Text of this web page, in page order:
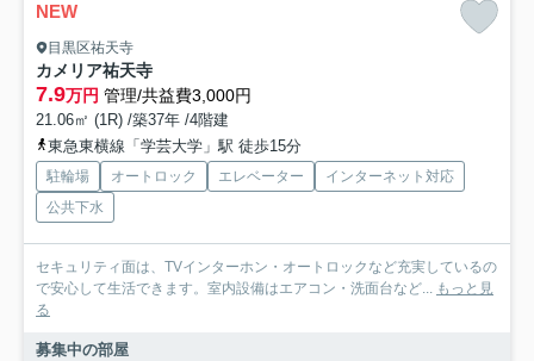
NEW
目黒区祐天寺
カメリア祐天寺
7.9万円 管理/共益費3,000円
21.06㎡ (1R) /築37年 /4階建
東急東横線「学芸大学」駅 徒歩15分
駐輪場 オートロック エレベーター
インターネット対応
公共下水
セキュリティ面は、TVインターホン・オートロックなど充実しているの
で安心して生活できます。室内設備はエアコン・洗面台など... もっと見
る
募集中の部屋